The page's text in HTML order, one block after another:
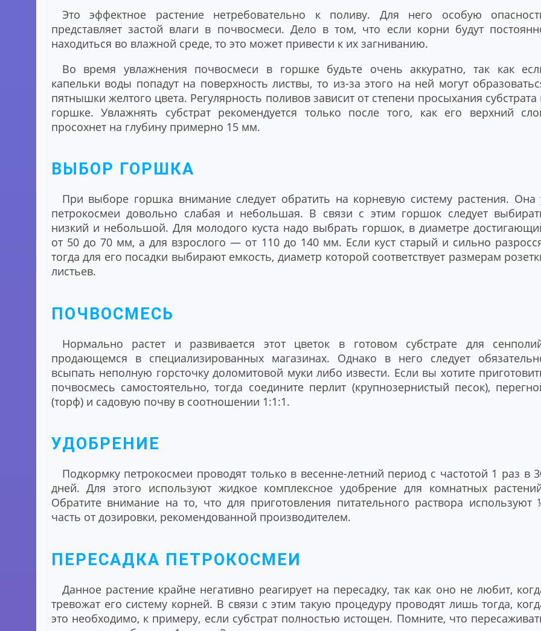
Это эффектное растение нетребовательно к поливу. Для него особую
представляет застой влаги в почвосмеси. Дело в том, что если корни будут
находиться во влажной среде, то это может привести к их загниванию.
Во время увлажнения почвосмеси в горшке будьте очень аккуратно, так как
капельки воды попадут на поверхность листвы, то из-за этого на ней могут
пятнышки желтого цвета. Регулярность поливов зависит от степени просыхания субстрата
горшке. Увлажнять субстрат рекомендуется только после того, как его верхний
просохнет на глубину примерно 15 мм.
ВЫБОР ГОРШКА
При выборе горшка внимание следует обратить на корневую систему растения. Она
петрокосмеи довольно слабая и небольшая. В связи с этим горшок следует
низкий и небольшой. Для молодого куста надо выбрать горшок, в диаметре
от 50 до 70 мм, а для взрослого ― от 110 до 140 мм. Если куст старый и сильно
тогда для его посадки выбирают емкость, диаметр которой соответствует размерам
листьев.
ПОЧВОСМЕСЬ
Нормально растет и развивается этот цветок в готовом субстрате для
продающемся в специализированных магазинах. Однако в него следует
всыпать неполную горсточку доломитовой муки либо извести. Если вы хотите
почвосмесь самостоятельно, тогда соедините перлит (крупнозернистый песок),
(торф) и садовую почву в соотношении 1:1:1.
УДОБРЕНИЕ
Подкормку петрокосмеи проводят только в весенне-летний период с частотой 1 раз в
дней. Для этого используют жидкое комплексное удобрение для комнатных
Обратите внимание на то, что для приготовления питательного раствора используют
часть от дозировки, рекомендованной производителем.
ПЕРЕСАДКА ПЕТРОКОСМЕИ
Данное растение крайне негативно реагирует на пересадку, так как оно не любит,
тревожат его систему корней. В связи с этим такую процедуру проводят лишь тогда,
это необходимо, к примеру, если субстрат полностью истощен. Помните, что